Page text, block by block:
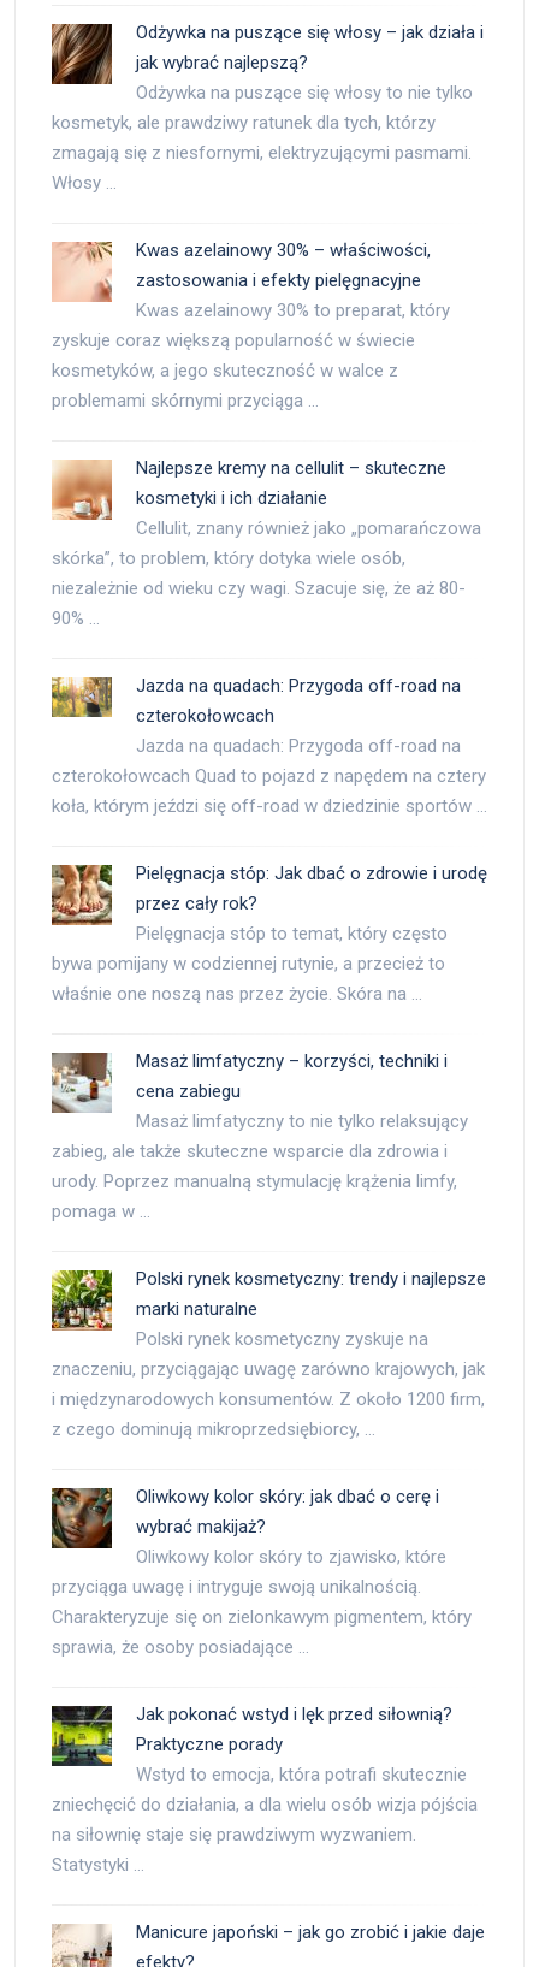
Odżywka na puszące się włosy – jak działa i
jak wybrać najlepszą?
Odżywka na puszące się włosy to nie tylko
kosmetyk, ale prawdziwy ratunek dla tych, którzy
zmagają się z niesfornymi, elektryzującymi pasmami.
Włosy …
Kwas azelainowy 30% – właściwości,
zastosowania i efekty pielęgnacyjne
Kwas azelainowy 30% to preparat, który
zyskuje coraz większą popularność w świecie
kosmetyków, a jego skuteczność w walce z
problemami skórnymi przyciąga …
Najlepsze kremy na cellulit – skuteczne
kosmetyki i ich działanie
Cellulit, znany również jako „pomarańczowa
skórka”, to problem, który dotyka wiele osób,
niezależnie od wieku czy wagi. Szacuje się, że aż 80-
90% …
Jazda na quadach: Przygoda off-road na
czterokołowcach
Jazda na quadach: Przygoda off-road na
czterokołowcach Quad to pojazd z napędem na cztery
koła, którym jeździ się off-road w dziedzinie sportów …
Pielęgnacja stóp: Jak dbać o zdrowie i urodę
przez cały rok?
Pielęgnacja stóp to temat, który często
bywa pomijany w codziennej rutynie, a przecież to
właśnie one noszą nas przez życie. Skóra na …
Masaż limfatyczny – korzyści, techniki i
cena zabiegu
Masaż limfatyczny to nie tylko relaksujący
zabieg, ale także skuteczne wsparcie dla zdrowia i
urody. Poprzez manualną stymulację krążenia limfy,
pomaga w …
Polski rynek kosmetyczny: trendy i najlepsze
marki naturalne
Polski rynek kosmetyczny zyskuje na
znaczeniu, przyciągając uwagę zarówno krajowych, jak
i międzynarodowych konsumentów. Z około 1200 firm,
z czego dominują mikroprzedsiębiorcy, …
Oliwkowy kolor skóry: jak dbać o cerę i
wybrać makijaż?
Oliwkowy kolor skóry to zjawisko, które
przyciąga uwagę i intryguje swoją unikalnością.
Charakteryzuje się on zielonkawym pigmentem, który
sprawia, że osoby posiadające …
Jak pokonać wstyd i lęk przed siłownią?
Praktyczne porady
Wstyd to emocja, która potrafi skutecznie
zniechęcić do działania, a dla wielu osób wizja pójścia
na siłownię staje się prawdziwym wyzwaniem.
Statystyki …
Manicure japoński – jak go zrobić i jakie daje
efekty?